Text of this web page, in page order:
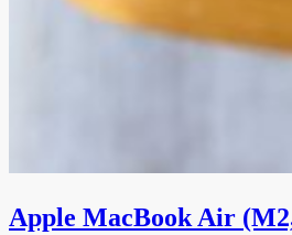
Apple MacBook Air